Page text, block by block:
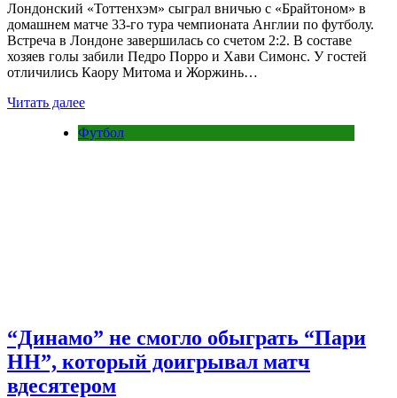
Лондонский «Тоттенхэм» сыграл вничью с «Брайтоном» в
домашнем матче 33‑го тура чемпионата Англии по футболу.
Встреча в Лондоне завершилась со счетом 2:2. В составе
хозяев голы забили Педро Порро и Хави Симонс. У гостей
отличились Каору Митома и Жоржинь…
Читать далее
Футбол
“Динамо” не смогло обыграть “Пари
НН”, который доигрывал матч
вдесятером